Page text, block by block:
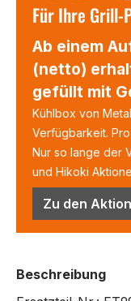
Für Ihre Grill-
Ab einem
(netto)
gefüllt mit
Kühlbox von
Verfügbarkeit.
Nur so lange der
und Hikoki
Zu den
Beschreibung